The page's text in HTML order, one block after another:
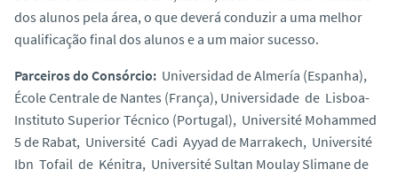
dos alunos pela área, o que deverá conduzir a uma melhor
qualificação final dos alunos e a um maior sucesso.
Parceiros do Consórcio: Universidad de Almería (Espanha),
École Centrale de Nantes (França), Universidade de Lisboa-
Instituto Superior Técnico (Portugal), Université Mohammed
5 de Rabat, Université Cadi Ayyad de Marrakech, Université
Ibn Tofail de Kénitra, Université Sultan Moulay Slimane de